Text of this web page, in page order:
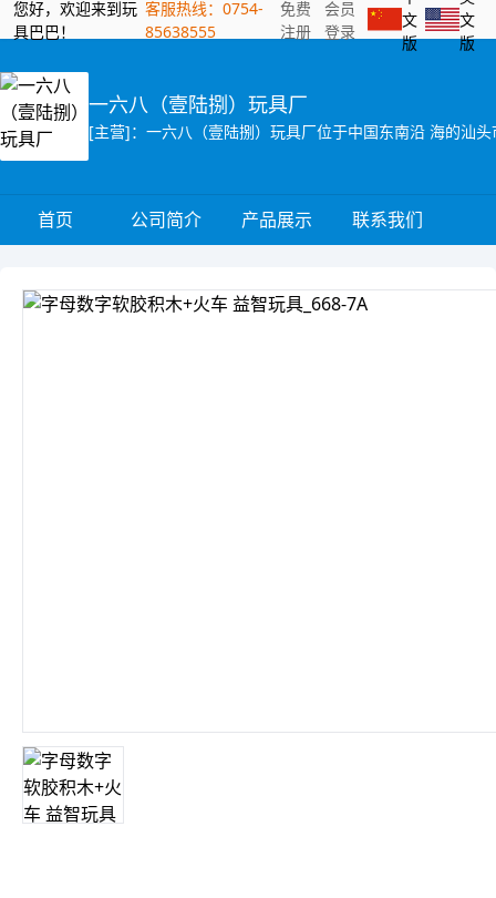
您好，欢迎来到玩
具巴巴！
客服热线：0754-
85638555
免费
注册
会员
登录
文
版
文
版
一六八（壹陆捌）玩具厂
首页 公司简介 产品展示 联系我们